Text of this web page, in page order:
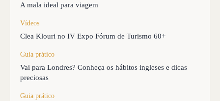
A mala ideal para viagem
Vídeos
Clea Klouri no IV Expo Fórum de Turismo 60+
Guia prático
Vai para Londres? Conheça os hábitos ingleses e dicas
preciosas
Guia prático